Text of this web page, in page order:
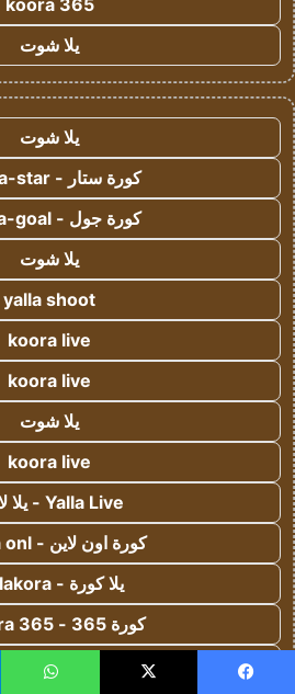
koora 365
يلا شوت
يلا شوت
كورة ستار - koora-star
كورة جول - koora-goal
يلا شوت
yalla shoot
koora live
koora live
يلا شوت
koora live
Yalla Live - يلا لايف
كورة اون لاين - koora onl
يلا كورة - yallakora
كورة 365 - kooora 365
اس جول - AS Goal